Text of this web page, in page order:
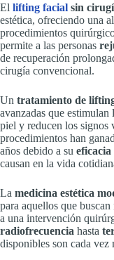
El lifting facial sin
estética, ofreciendo una
procedimientos
permite a las personas
de recuperación
cirugía convencional.
Un tratamiento de
avanzadas que
piel y reducen los signos
procedimientos han
años debido a su
causan en la vida
La medicina estética
para aquellos que buscan
a una intervención
radiofrecuencia hasta
disponibles son cada vez